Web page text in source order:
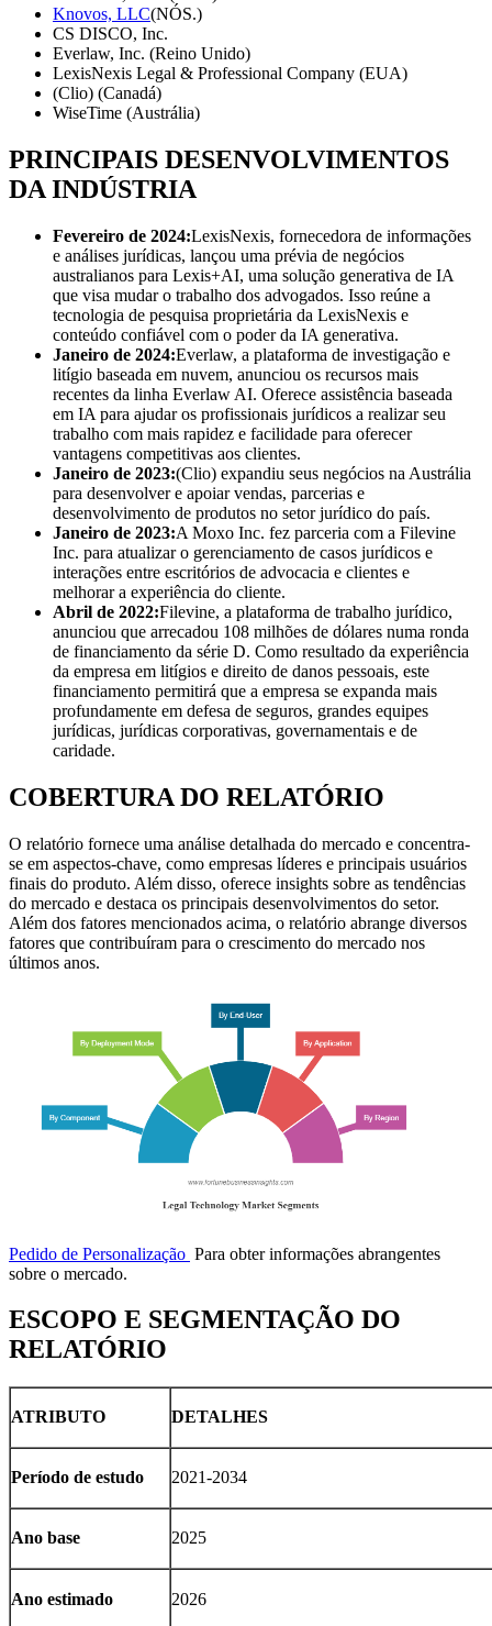
Knovos, LLC(NÓS.)
CS DISCO, Inc.
Everlaw, Inc. (Reino Unido)
LexisNexis Legal & Professional Company (EUA)
(Clio) (Canadá)
WiseTime (Austrália)
PRINCIPAIS DESENVOLVIMENTOS
DA INDÚSTRIA
Fevereiro de 2024:LexisNexis, fornecedora de informações
e análises jurídicas, lançou uma prévia de negócios
australianos para Lexis+AI, uma solução generativa de IA
que visa mudar o trabalho dos advogados. Isso reúne a
tecnologia de pesquisa proprietária da LexisNexis e
conteúdo confiável com o poder da IA ​​generativa.
Janeiro de 2024:Everlaw, a plataforma de investigação e
litígio baseada em nuvem, anunciou os recursos mais
recentes da linha Everlaw AI. Oferece assistência baseada
em IA para ajudar os profissionais jurídicos a realizar seu
trabalho com mais rapidez e facilidade para oferecer
vantagens competitivas aos clientes.
Janeiro de 2023:(Clio) expandiu seus negócios na Austrália
para desenvolver e apoiar vendas, parcerias e
desenvolvimento de produtos no setor jurídico do país.
Janeiro de 2023:A Moxo Inc. fez parceria com a Filevine
Inc. para atualizar o gerenciamento de casos jurídicos e
interações entre escritórios de advocacia e clientes e
melhorar a experiência do cliente.
Abril de 2022:Filevine, a plataforma de trabalho jurídico,
anunciou que arrecadou 108 milhões de dólares numa ronda
de financiamento da série D. Como resultado da experiência
da empresa em litígios e direito de danos pessoais, este
financiamento permitirá que a empresa se expanda mais
profundamente em defesa de seguros, grandes equipes
jurídicas, jurídicas corporativas, governamentais e de
caridade.
COBERTURA DO RELATÓRIO
O relatório fornece uma análise detalhada do mercado e concentra-
se em aspectos-chave, como empresas líderes e principais usuários
finais do produto. Além disso, oferece insights sobre as tendências
do mercado e destaca os principais desenvolvimentos do setor.
Além dos fatores mencionados acima, o relatório abrange diversos
fatores que contribuíram para o crescimento do mercado nos
últimos anos.
Pedido de Personalização Para obter informações abrangentes
sobre o mercado.
ESCOPO E SEGMENTAÇÃO DO
RELATÓRIO
ATRIBUTO DETALHES
Período de estudo 2021-2034
Ano base 2025
Ano estimado 2026